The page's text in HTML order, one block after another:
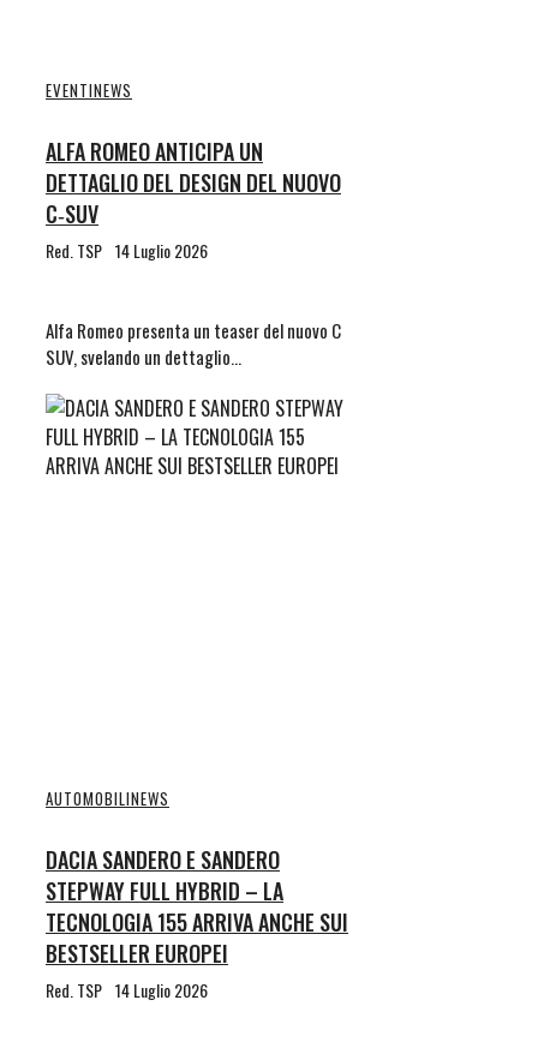
EVENTINEWS
ALFA ROMEO ANTICIPA UN
DETTAGLIO DEL DESIGN DEL NUOVO
C‑SUV
Red. TSP 14 Luglio 2026
Alfa Romeo presenta un teaser del nuovo C
SUV, svelando un dettaglio…
AUTOMOBILINEWS
DACIA SANDERO E SANDERO
STEPWAY FULL HYBRID – LA
TECNOLOGIA 155 ARRIVA ANCHE SUI
BESTSELLER EUROPEI
Red. TSP 14 Luglio 2026